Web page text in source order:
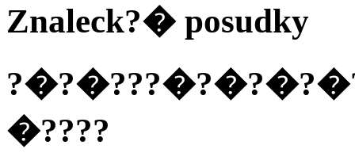
Znaleck?� posudky
�????